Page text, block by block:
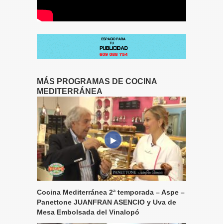
MÁS PROGRAMAS DE COCINA
MEDITERRÁNEA
Cocina Mediterránea 2ª temporada – Aspe –
Panettone JUANFRAN ASENCIO y Uva de
Mesa Embolsada del Vinalopó